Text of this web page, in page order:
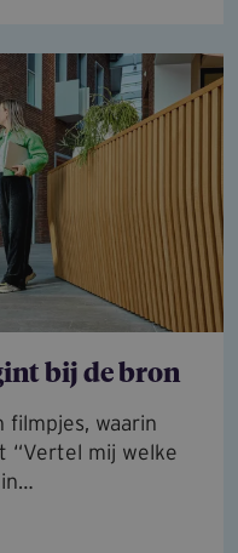
bij de bron
filmpjes, waarin
“Vertel mij welke